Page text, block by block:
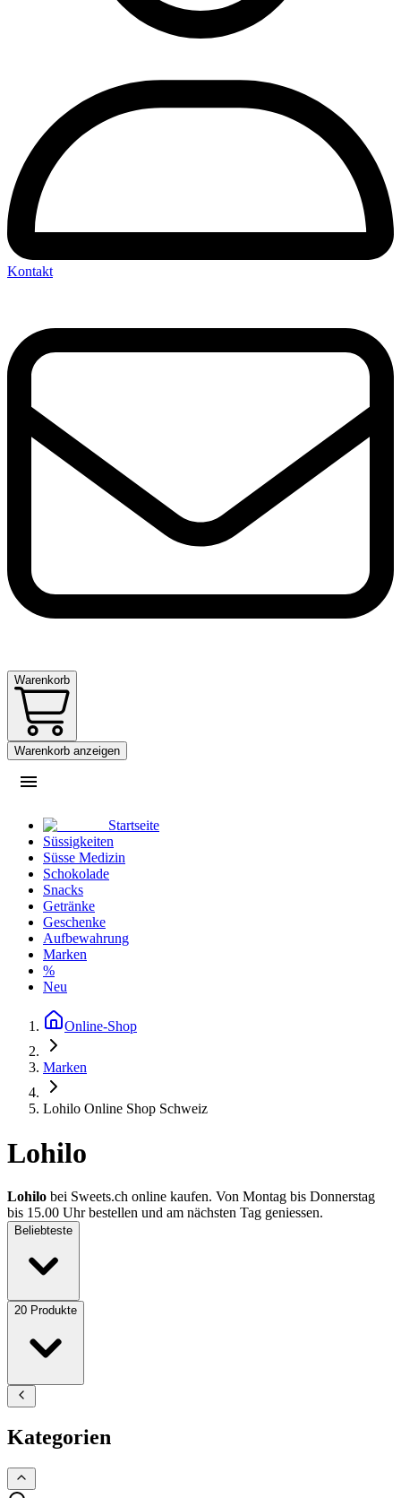
Kontakt
Warenkorb
Warenkorb anzeigen
Startseite
Süssigkeiten
Süsse Medizin
Schokolade
Snacks
Getränke
Geschenke
Aufbewahrung
Marken
%
Neu
Online-Shop
Marken
Lohilo Online Shop Schweiz
Lohilo
Lohilo bei Sweets.ch online kaufen. Von Montag bis Donnerstag
bis 15.00 Uhr bestellen und am nächsten Tag geniessen.
Beliebteste
20 Produkte
Kategorien